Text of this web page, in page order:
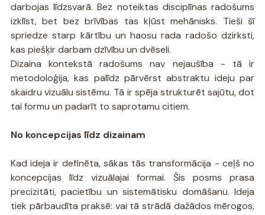
darbojas līdzsvarā. Bez noteiktas disciplīnas radošums
izklīst, bet bez brīvības tas kļūst mehānisks. Tieši šī
spriedze starp kārtību un haosu rada radošo dzirksti,
kas piešķir darbam dzīvību un dvēseli.
Dizaina kontekstā radošums nav nejaušība - tā ir
metodoloģija, kas palīdz pārvērst abstraktu ideju par
skaidru vizuālu sistēmu. Tā ir spēja strukturēt sajūtu, dot
tai formu un padarīt to saprotamu citiem.
No koncepcijas līdz dizainam
Kad ideja ir definēta, sākas tās transformācija - ceļš no
koncepcijas līdz vizuālajai formai. Šis posms prasa
precizitāti, pacietību un sistemātisku domāšanu. Ideja
tiek pārbaudīta praksē: vai tā strādā dažādos mērogos,